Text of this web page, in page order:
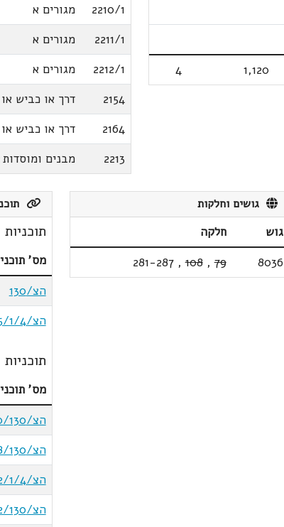
1,120
4
2210/1
מגורים א
2211/1
מגורים א
2212/1
מגורים א
2154
דרך או כביש או
2164
דרך או כביש או
2213
מבנים ומוסדות
גושים וחלקות
גוש
חלקה
8036
79
,
108
,
281-287 מס'
הצ/130
הצ/15/1/4
מס'
הצ/30/130
הצ/28/130
הצ/2/1/4
הצ/32/130